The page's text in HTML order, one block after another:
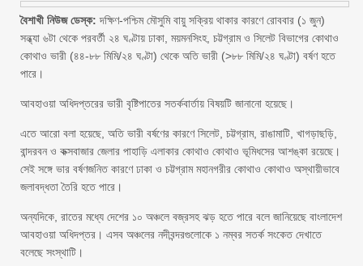
বৈশাখী নিউজ ডেস্ক: দক্ষিণ-পশ্চিম মৌসুমি বায়ু সক্রিয় থাকার কারণে রোববার (১ জুন)
সন্ধ্যা ৬টা থেকে পরবর্তী ২৪ ঘণ্টায় ঢাকা, ময়মনসিংহ, চট্টগ্রাম ও সিলেট বিভাগের কোথাও
কোথাও ভারী (৪৪-৮৮ মিমি/২৪ ঘণ্টা) থেকে অতি ভারী (>৮৮ মিমি/২৪ ঘণ্টা) বর্ষণ হতে
পারে।
আবহাওয়া অধিদপ্তরের ভারী বৃষ্টিপাতের সতর্কবার্তায় বিষয়টি জানানো হয়েছে।
এতে আরো বলা হয়েছে, অতি ভারী বর্ষণের কারণে সিলেট, চট্টগ্রাম, রাঙামাটি, খাগড়াছড়ি,
বান্দরবন ও কক্সবাজার জেলার পাহাড়ি এলাকার কোথাও কোথাও ভূমিধসের আশঙ্কা রয়েছে।
সেই সঙ্গে ভার বর্ষণজনিত কারণে ঢাকা ও চট্টগ্রাম মহানগরীর কোথাও কোথাও অস্থায়ীভাবে
জলাবদ্ধতা তৈরি হতে পারে।
অন্যদিকে, রাতের মধ্যে দেশের ১০ অঞ্চলে বজ্রসহ ঝড় হতে পারে বলে জানিয়েছে বাংলাদেশ
আবহাওয়া অধিদপ্তর। এসব অঞ্চলের নদীবন্দরগুলোকে ১ নম্বর সতর্ক সংকেত দেখাতে
বলেছে সংস্থাটি।